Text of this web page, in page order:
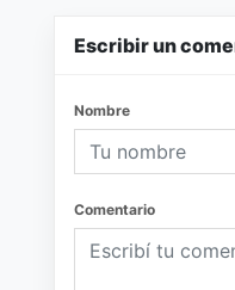
Escribir un
Nombre
Comentario